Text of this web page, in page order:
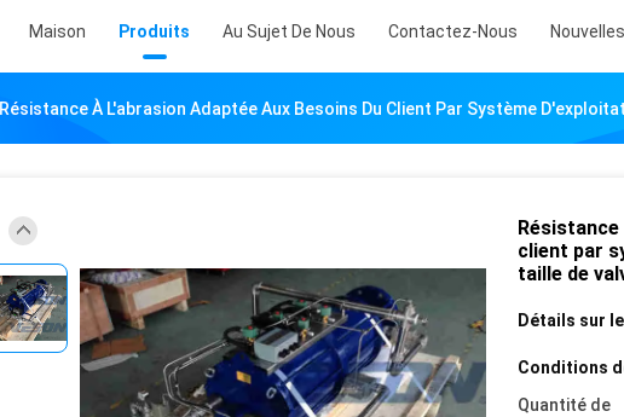
Maison Produits Au Sujet De Nous Contactez-Nous Nouvelles
Résistance À L'abrasion Adaptée Aux Besoins Du Client Par Système
client par
taille de
Détails sur
Conditions
Quantité de